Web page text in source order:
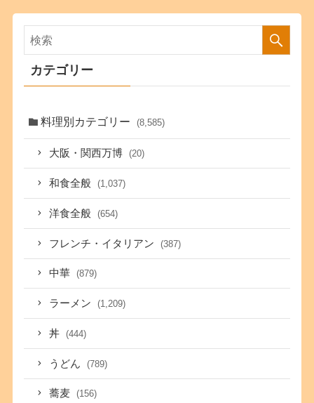
カテゴリー
料理別カテゴリー (8,585)
大阪・関西万博 (20)
和食全般 (1,037)
洋食全般 (654)
フレンチ・イタリアン (387)
中華 (879)
ラーメン (1,209)
丼 (444)
うどん (789)
蕎麦 (156)